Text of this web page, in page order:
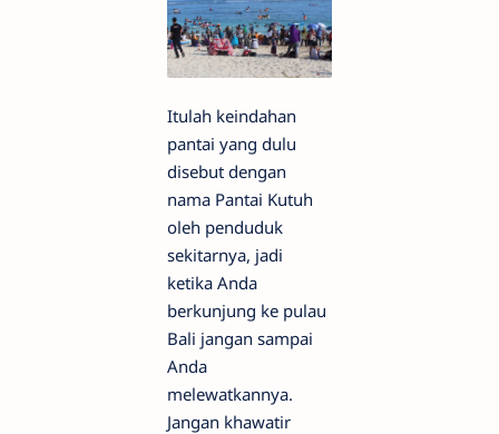
Itulah keindahan
pantai yang dulu
disebut dengan
nama Pantai Kutuh
oleh penduduk
sekitarnya, jadi
ketika Anda
berkunjung ke pulau
Bali jangan sampai
Anda
melewatkannya.
Jangan khawatir